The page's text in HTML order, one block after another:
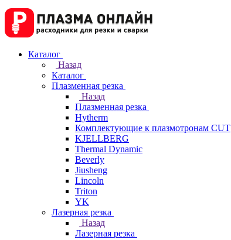
Каталог
Назад
Каталог
Плазменная резка
Назад
Плазменная резка
Hytherm
Комплектующие к плазмотронам CUT
KJELLBERG
Thermal Dynamic
Beverly
Jiusheng
Lincoln
Triton
YK
Лазерная резка
Назад
Лазерная резка